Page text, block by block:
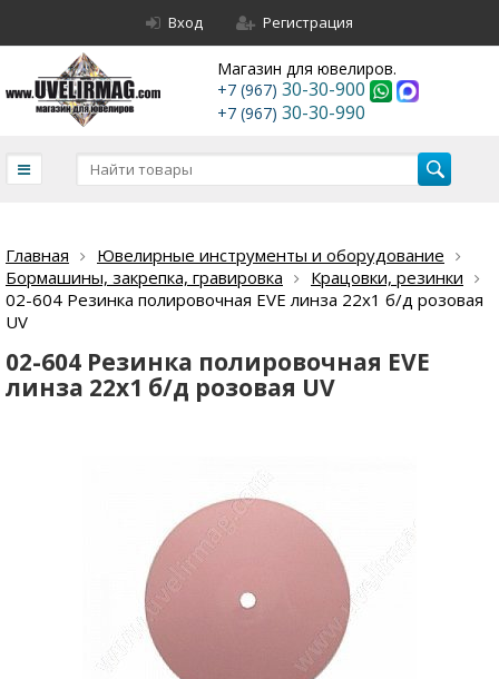
Вход Регистрация
Магазин для ювелиров.
+7 (967) 30-30-900
+7 (967) 30-30-990
Главная
Ювелирные инструменты и оборудование
Бормашины, закрепка, гравировка
Крацовки, резинки
02-604 Резинка полировочная EVE линза 22х1 б/д розовая
UV
02-604 Резинка полировочная EVE
линза 22х1 б/д розовая UV